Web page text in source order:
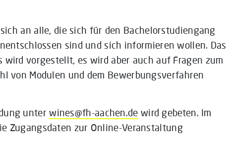
an alle, die sich für den Bachelorstudiengang
sind und sich informieren wollen. Das
wird vorgestellt, es wird aber auch auf Fragen zum
von Modulen und dem Bewerbungsverfahren
unterwines@fh-aachen.de wird gebeten. Im
Zugangsdaten zur Online-Veranstaltung